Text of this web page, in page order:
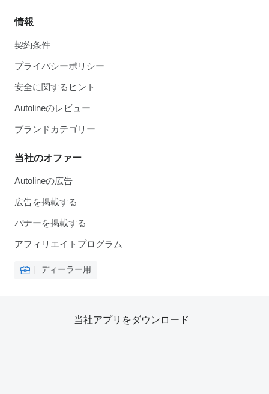
情報
契約条件
プライバシーポリシー
安全に関するヒント
Autolineのレビュー
ブランドカテゴリー
当社のオファー
Autolineの広告
広告を掲載する
バナーを掲載する
アフィリエイトプログラム
ディーラー用
当社アプリをダウンロード